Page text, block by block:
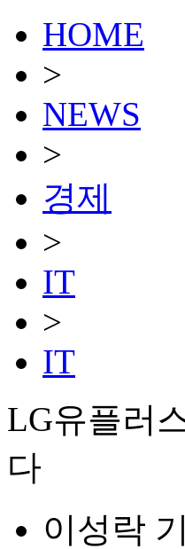
HOME
>
NEWS
>
경제
>
IT
>
IT
LG유플러
다
이성락